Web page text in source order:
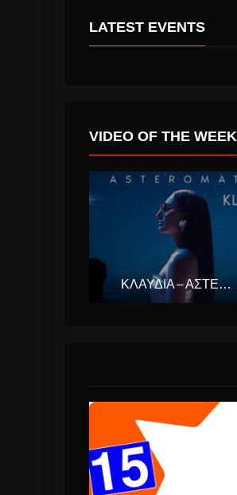
LATEST EVENTS
VIDEO OF THE WEEK
ΚΛΑΥΔΊΑ – ΑΣΤΕΡΟΜΆΤΑ (EUROVISION ΕΛΛΆΔΑ 2025)